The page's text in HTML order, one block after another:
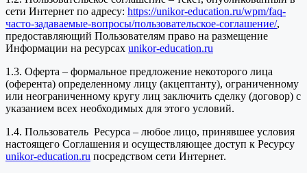
сети Интернет по адресу: https://unikor-education.ru/wpm/faq-
часто-задаваемые-вопросы/пользовательское-соглашение/,
предоставляющий Пользователям право на размещение
Информации на ресурсах unikor-education.ru
1.3. Оферта – формальное предложение некоторого лица
(оферента) определенному лицу (акцептанту), ограниченному
или неограниченному кругу лиц заключить сделку (договор) с
указанием всех необходимых для этого условий.
1.4. Пользователь Ресурса – любое лицо, принявшее условия
настоящего Соглашения и осуществляющее доступ к Ресурсу
unikor-education.ru посредством сети Интернет.